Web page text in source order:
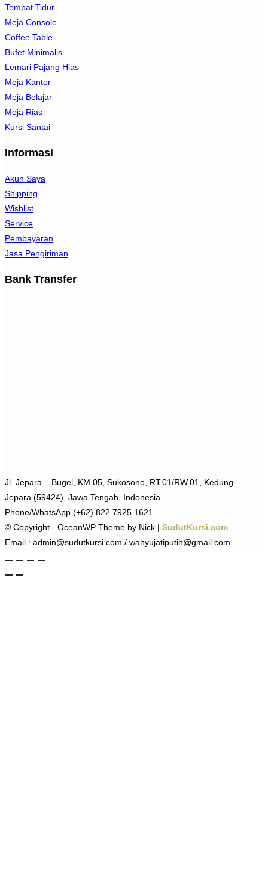
Tempat Tidur
Meja Console
Coffee Table
Bufet Minimalis
Lemari Pajang Hias
Meja Kantor
Meja Belajar
Meja Rias
Kursi Santai
Informasi
Akun Saya
Shipping
Wishlist
Service
Pembayaran
Jasa Pengiriman
Bank Transfer
Jl. Jepara – Bugel, KM 05, Sukosono, RT.01/RW.01, Kedung
Jepara (59424), Jawa Tengah, Indonesia
Phone/WhatsApp (+62) 822 7925 1621
© Copyright - OceanWP Theme by Nick | SudutKursi.com
Email : admin@sudutkursi.com / wahyujatiputih@gmail.com